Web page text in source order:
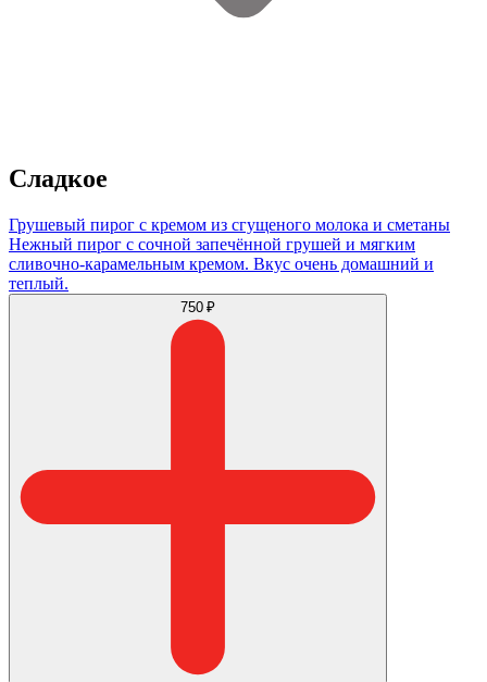
Сладкое
Грушевый пирог с кремом из сгущеного молока и сметаны
Нежный пирог с сочной запечённой грушей и мягким
сливочно-карамельным кремом. Вкус очень домашний и
теплый.
750 ₽